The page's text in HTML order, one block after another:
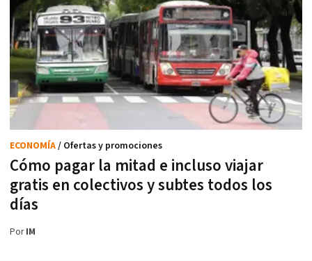
Cómo pagar la mitad e incluso viajar
gratis en colectivos y subtes todos los
días
ECONOMÍA/ Ofertas y promociones
PorIM